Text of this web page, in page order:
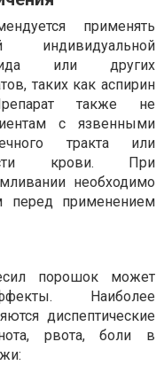
применять
или других
таких как аспирин
также не
с язвенными
тракта или
крови. При
необходимо
перед применением
порошок может
Наиболее
диспептические
рвота, боли в